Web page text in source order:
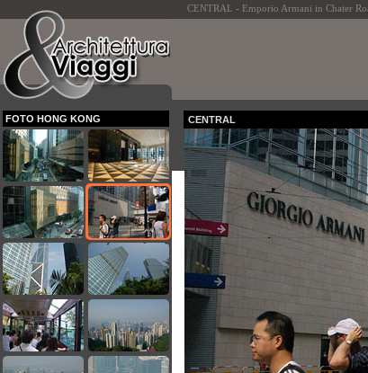
CENTRAL - Emporio Armani in Chater
FOTO HONG KONG CENTRAL